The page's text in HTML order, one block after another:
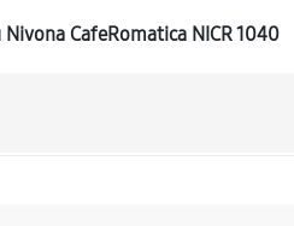
CafeRomatica NICR 1040